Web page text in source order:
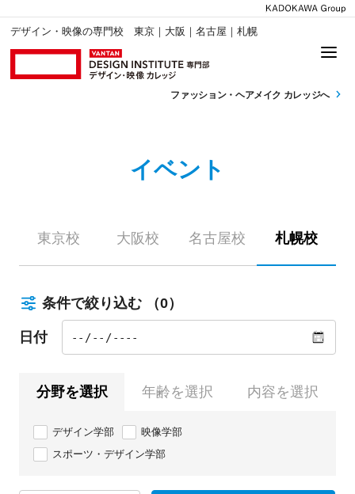
デザイン・映像の専門校 東京｜大阪｜名古屋｜札幌
ファッション・ ヘアメイク カレッジへ
イベント
東京校 大阪校 名古屋校 札幌校
条件で絞り込む （0）
日付
分野を選択 年齢を選択 内容を選択
デザイン学部
映像学部
スポーツ・デザイン学部